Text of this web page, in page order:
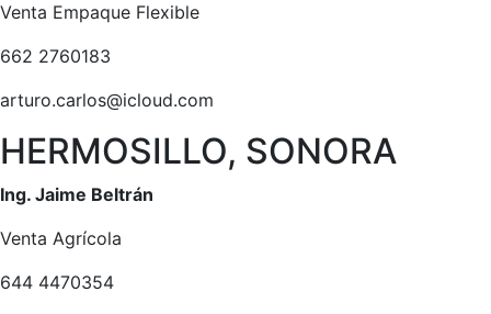
Venta Empaque Flexible
662 2760183
arturo.carlos@icloud.com
HERMOSILLO, SONORA
Ing. Jaime Beltrán
Venta Agrícola
644 4470354